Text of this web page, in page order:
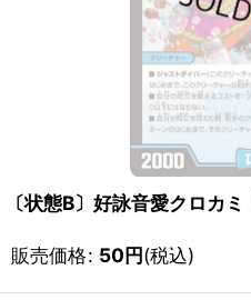
〔状態B〕好詠音愛クロカ
販売価格: 50円(税込)